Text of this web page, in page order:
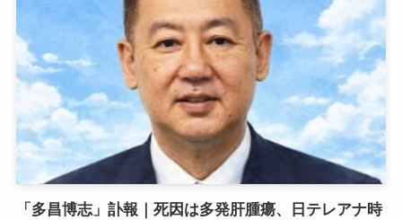
「多昌博志」訃報｜死因は多発肝腫瘍、日テレアナ時